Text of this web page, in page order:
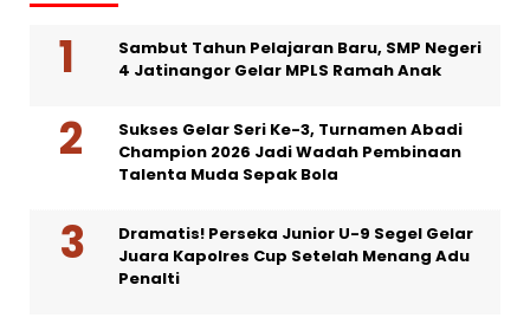
Sambut Tahun Pelajaran Baru, SMP Negeri
4 Jatinangor Gelar MPLS Ramah Anak
Sukses Gelar Seri Ke-3, Turnamen Abadi
Champion 2026 Jadi Wadah Pembinaan
Talenta Muda Sepak Bola
Dramatis! Perseka Junior U-9 Segel Gelar
Juara Kapolres Cup Setelah Menang Adu
Penalti